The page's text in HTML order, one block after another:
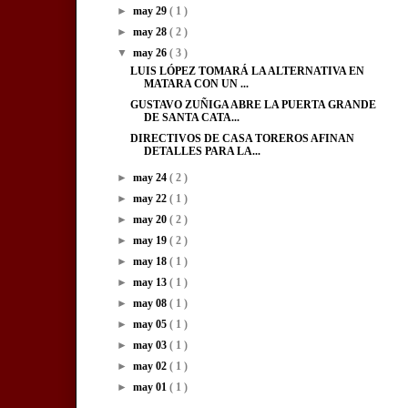
► may 29 ( 1 )
► may 28 ( 2 )
▼ may 26 ( 3 )
LUIS LÓPEZ TOMARÁ LA ALTERNATIVA EN
MATARA CON UN ...
GUSTAVO ZUÑIGA ABRE LA PUERTA GRANDE
DE SANTA CATA...
DIRECTIVOS DE CASA TOREROS AFINAN
DETALLES PARA LA...
► may 24 ( 2 )
► may 22 ( 1 )
► may 20 ( 2 )
► may 19 ( 2 )
► may 18 ( 1 )
► may 13 ( 1 )
► may 08 ( 1 )
► may 05 ( 1 )
► may 03 ( 1 )
► may 02 ( 1 )
► may 01 ( 1 )